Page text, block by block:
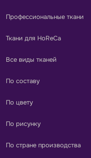
Профессиональные ткани
Ткани для HoReCa
Все виды тканей
По составу
По цвету
По рисунку
По стране производства